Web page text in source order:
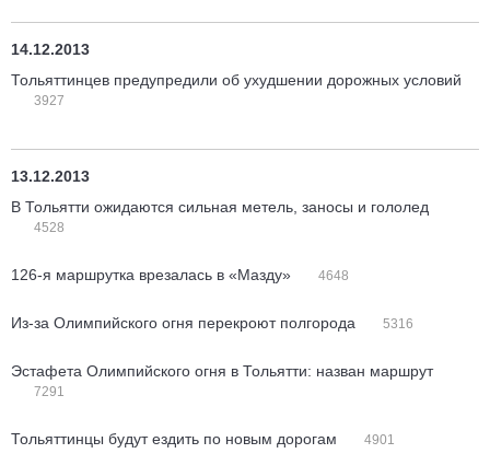
14.12.2013
Тольяттинцев предупредили об ухудшении дорожных условий
3927
13.12.2013
В Тольятти ожидаются сильная метель, заносы и гололед
4528
126-я маршрутка врезалась в «Мазду» 4648
Из-за Олимпийского огня перекроют полгорода 5316
Эстафета Олимпийского огня в Тольятти: назван маршрут
7291
Тольяттинцы будут ездить по новым дорогам 4901